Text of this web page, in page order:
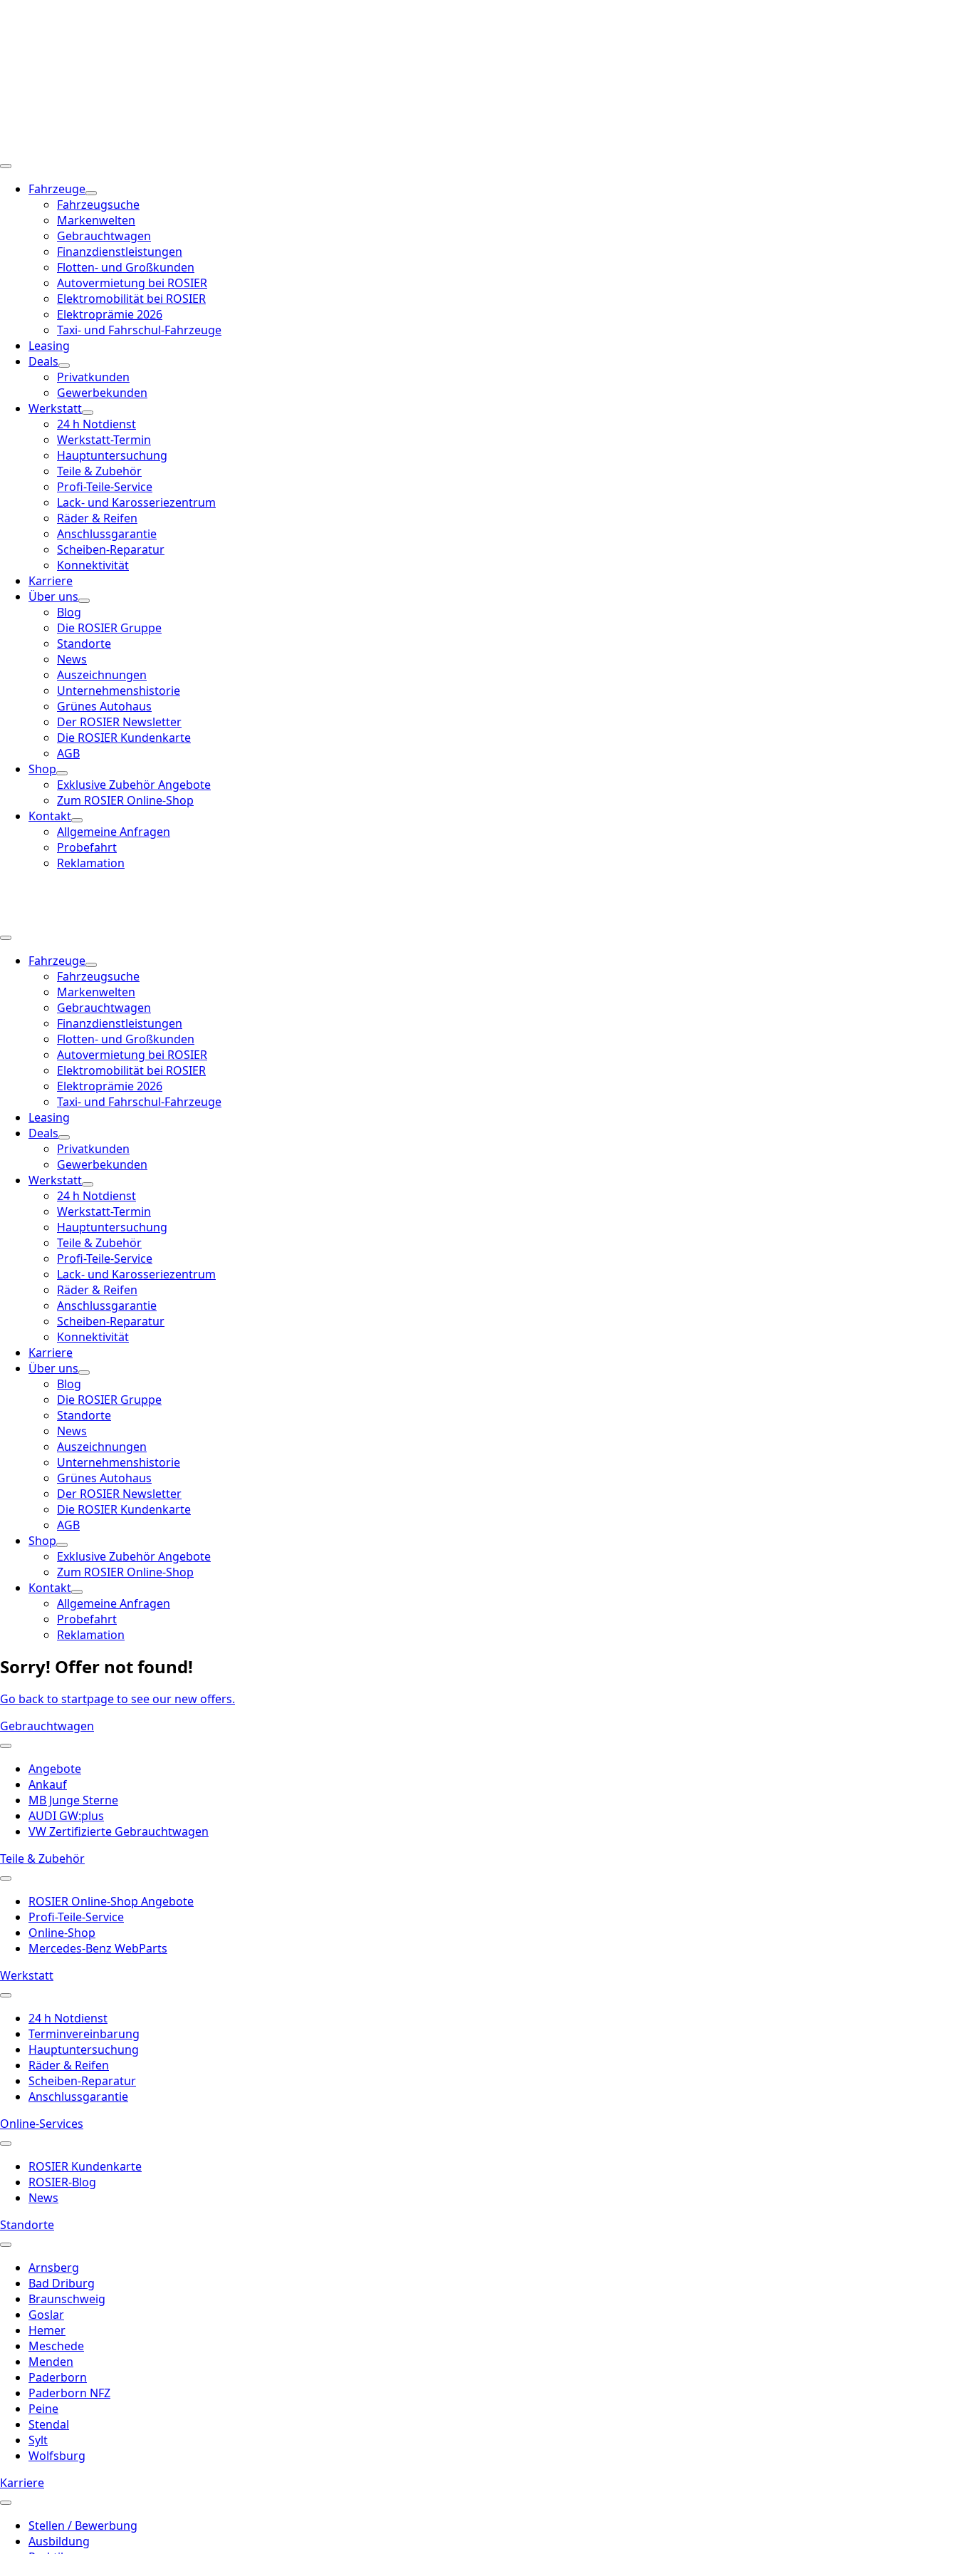
Fahrzeuge
Fahrzeugsuche
Markenwelten
Gebrauchtwagen
Finanzdienstleistungen
Flotten- und Großkunden
Autovermietung bei ROSIER
Elektromobilität bei ROSIER
Elektroprämie 2026
Taxi- und Fahrschul-Fahrzeuge
Leasing
Deals
Privatkunden
Gewerbekunden
Werkstatt
24 h Notdienst
Werkstatt-Termin
Hauptuntersuchung
Teile & Zubehör
Profi-Teile-Service
Lack- und Karosseriezentrum
Räder & Reifen
Anschlussgarantie
Scheiben-Reparatur
Konnektivität
Karriere
Über uns
Blog
Die ROSIER Gruppe
Standorte
News
Auszeichnungen
Unternehmenshistorie
Grünes Autohaus
Der ROSIER Newsletter
Die ROSIER Kundenkarte
AGB
Shop
Exklusive Zubehör Angebote
Zum ROSIER Online-Shop
Kontakt
Allgemeine Anfragen
Probefahrt
Reklamation
Fahrzeuge
Fahrzeugsuche
Markenwelten
Gebrauchtwagen
Finanzdienstleistungen
Flotten- und Großkunden
Autovermietung bei ROSIER
Elektromobilität bei ROSIER
Elektroprämie 2026
Taxi- und Fahrschul-Fahrzeuge
Leasing
Deals
Privatkunden
Gewerbekunden
Werkstatt
24 h Notdienst
Werkstatt-Termin
Hauptuntersuchung
Teile & Zubehör
Profi-Teile-Service
Lack- und Karosseriezentrum
Räder & Reifen
Anschlussgarantie
Scheiben-Reparatur
Konnektivität
Karriere
Über uns
Blog
Die ROSIER Gruppe
Standorte
News
Auszeichnungen
Unternehmenshistorie
Grünes Autohaus
Der ROSIER Newsletter
Die ROSIER Kundenkarte
AGB
Shop
Exklusive Zubehör Angebote
Zum ROSIER Online-Shop
Kontakt
Allgemeine Anfragen
Probefahrt
Reklamation
Sorry! Offer not found!
Go back to startpage to see our new offers.
Gebrauchtwagen
Angebote
Ankauf
MB Junge Sterne
AUDI GW:plus
VW Zertifizierte Gebrauchtwagen
Teile & Zubehör
ROSIER Online-Shop Angebote
Profi-Teile-Service
Online-Shop
Mercedes-Benz WebParts
Werkstatt
24 h Notdienst
Terminvereinbarung
Hauptuntersuchung
Räder & Reifen
Scheiben-Reparatur
Anschlussgarantie
Online-Services
ROSIER Kundenkarte
ROSIER-Blog
News
Standorte
Arnsberg
Bad Driburg
Braunschweig
Goslar
Hemer
Meschede
Menden
Paderborn
Paderborn NFZ
Peine
Stendal
Sylt
Wolfsburg
Karriere
Stellen / Bewerbung
Ausbildung